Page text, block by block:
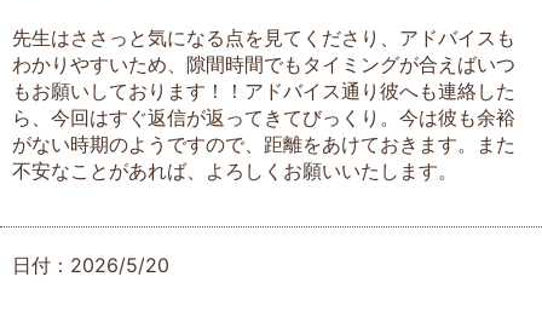
先生はささっと気になる点を見てくださり、アドバイスも
わかりやすいため、隙間時間でもタイミングが合えばいつ
もお願いしております！！アドバイス通り彼へも連絡した
ら、今回はすぐ返信が返ってきてびっくり。今は彼も余裕
がない時期のようですので、距離をあけておきます。また
不安なことがあれば、よろしくお願いいたします。
日付：2026/5/20